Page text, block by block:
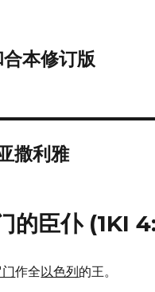
本修订版
撒利雅
的臣仆 (1KI
门作全以色列的王。